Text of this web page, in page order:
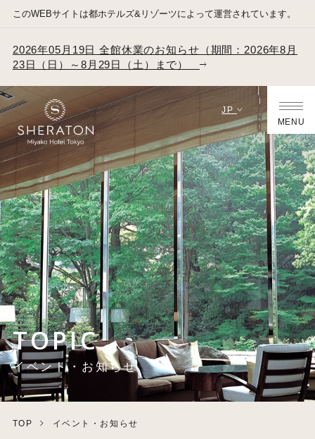
JP
MENU
TOPIC
イベント・お知らせ
このWEBサイトは都ホテルズ&リゾーツによって運営されています。
2026年05月19日 全館休業のお知らせ（期間：2026年8月
23日（日）～8月29日（土）まで）
TOP イベント・お知らせ